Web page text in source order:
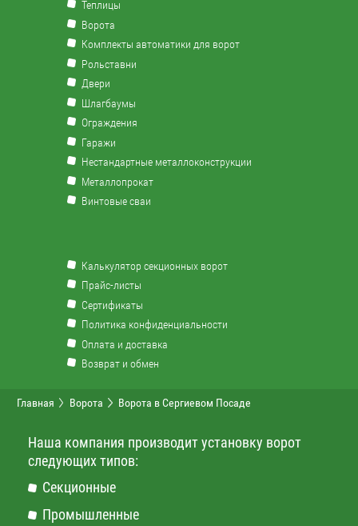
Теплицы
Ворота
Комплекты автоматики для ворот
Рольставни
Двери
Шлагбаумы
Ограждения
Гаражи
Нестандартные металлоконструкции
Металлопрокат
Винтовые сваи
Калькулятор секционных ворот
Прайс-листы
Сертификаты
Политика конфиденциальности
Оплата и доставка
Возврат и обмен
Главная Ворота Ворота в Сергиевом Посаде
Наша компания производит установку ворот
следующих типов:
Секционные
Промышленные